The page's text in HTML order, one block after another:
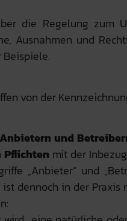
die Regelung zum
Ausnahmen und
von der
und
Pflichten mit der
„Anbieter“ und
dennoch in der Praxis